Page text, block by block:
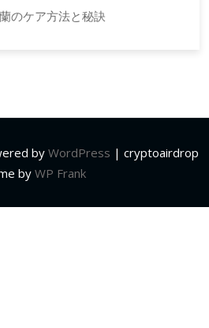
のケア方法と秘訣
by WordPress | cryptoairdrop
byWP Frank